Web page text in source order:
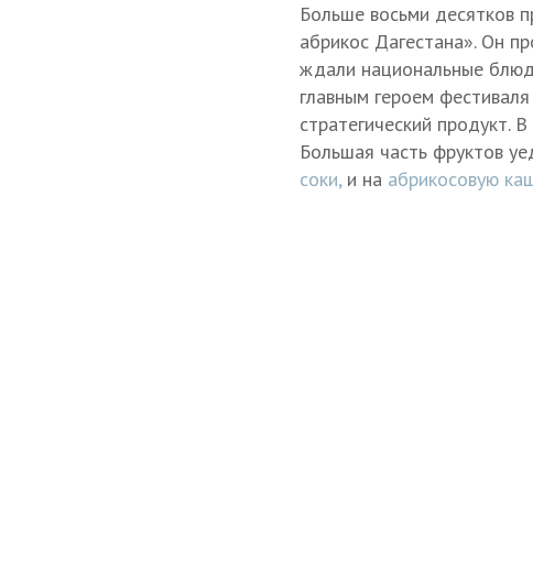
Больше восьми десятков
абрикос Дагестана». Он
ждали национальные
главным героем
стратегический
Большая часть фруктов
соки,и на абрикосовую